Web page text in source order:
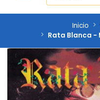
Inicio
Rata Blanca -